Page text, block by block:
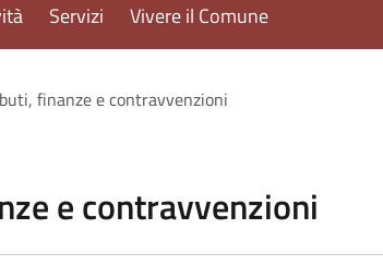
Servizi Vivere il Comune
finanze e contravvenzioni
e contravvenzioni